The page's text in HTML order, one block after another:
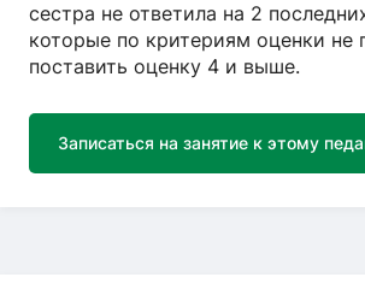
сестра не ответила на 2
которые по критериям оценки не
поставить оценку 4 и выше.
Записаться на занятие к этому